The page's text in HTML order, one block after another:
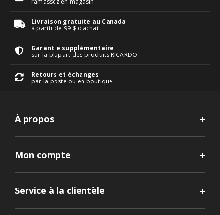
Livraison gratuite au Canada
à partir de 99 $ d’achat
Garantie supplémentaire
sur la plupart des produits RICARDO
Retours et échanges
par la poste ou en boutique
À propos
Mon compte
Service à la clientèle